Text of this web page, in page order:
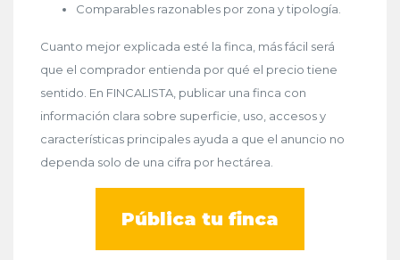
Comparables razonables por zona y tipología.
Cuanto mejor explicada esté la finca, más fácil será
que el comprador entienda por qué el precio tiene
sentido. En FINCALISTA, publicar una finca con
información clara sobre superficie, uso, accesos y
características principales ayuda a que el anuncio no
dependa solo de una cifra por hectárea.
Pública tu finca